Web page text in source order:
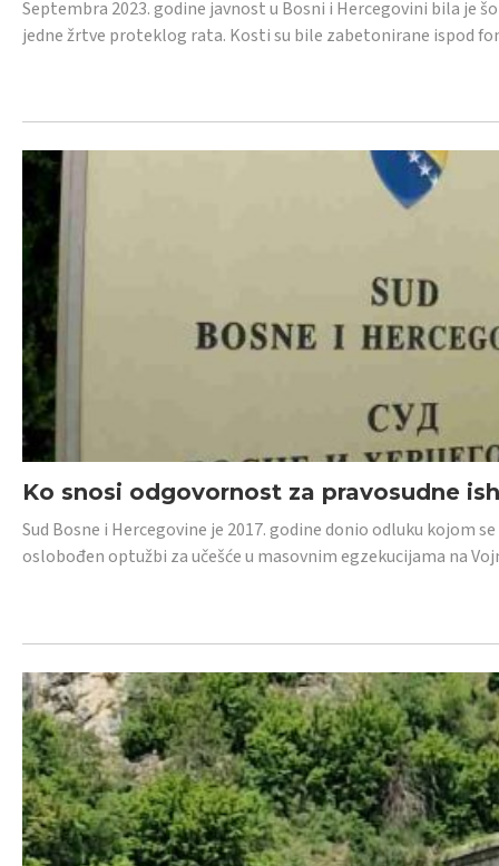
Septembra 2023. godine javnost u Bosni i Hercegovini bila je
jedne žrtve proteklog rata. Kosti su bile zabetonirane ispod
Ko snosi odgovornost za pravosudne
Sud Bosne i Hercegovine je 2017. godine donio odluku kojom
oslobođen optužbi za učešće u masovnim egzekucijama na